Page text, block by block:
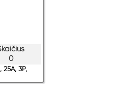
0
3P,